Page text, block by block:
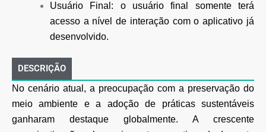
Usuário Final: o usuário final somente terá
acesso a nível de interação com o aplicativo já
desenvolvido.
DESCRIÇÃO
No cenário atual, a preocupação com a preservação do
meio ambiente e a adoção de práticas sustentáveis
ganharam destaque globalmente. A crescente